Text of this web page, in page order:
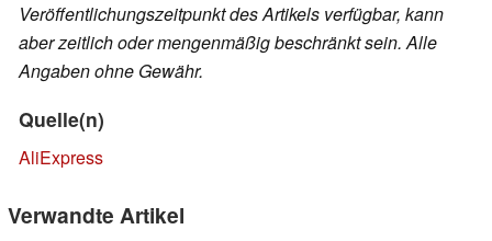
Veröffentlichungszeitpunkt des Artikels verfügbar, kann
aber zeitlich oder mengenmäßig beschränkt sein. Alle
Angaben ohne Gewähr.
Quelle(n)
AliExpress
Verwandte Artikel